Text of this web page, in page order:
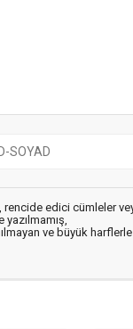
rencide edici cümleler
yazılmamış,
ve büyük harflerle